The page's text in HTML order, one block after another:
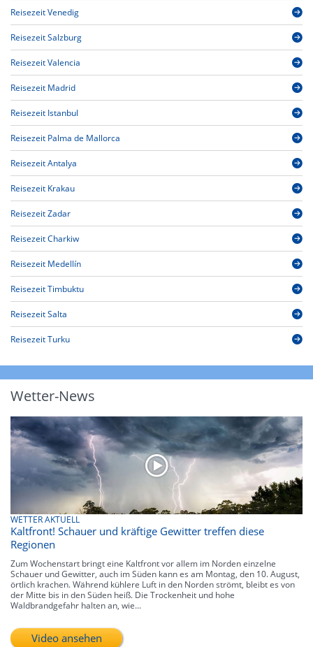
Reisezeit Venedig
Reisezeit Salzburg
Reisezeit Valencia
Reisezeit Madrid
Reisezeit Istanbul
Reisezeit Palma de Mallorca
Reisezeit Antalya
Reisezeit Krakau
Reisezeit Zadar
Reisezeit Charkiw
Reisezeit Medellín
Reisezeit Timbuktu
Reisezeit Salta
Reisezeit Turku
Wetter-News
WETTER AKTUELL
Kaltfront! Schauer und kräftige Gewitter treffen diese
Regionen
Zum Wochenstart bringt eine Kaltfront vor allem im Norden einzelne
Schauer und Gewitter, auch im Süden kann es am Montag, den 10. August,
örtlich krachen. Während kühlere Luft in den Norden strömt, bleibt es von
der Mitte bis in den Süden heiß. Die Trockenheit und hohe
Waldbrandgefahr halten an, wie...
Video ansehen